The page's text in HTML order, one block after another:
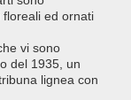
ed ornati
vi sono
del 1935, un
lignea con